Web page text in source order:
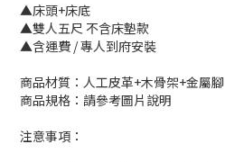
▲床頭+床底
▲雙人五尺 不含床墊款
▲含運費 / 專人到府安裝
商品材質：人工皮革+木骨架+金屬腳
商品規格：請參考圖片說明
注意事項：